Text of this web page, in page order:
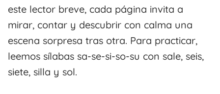
este lector breve, cada página invita a
mirar, contar y descubrir con calma una
escena sorpresa tras otra. Para practicar,
leemos sílabas sa-se-si-so-su con sale, seis,
siete, silla y sol.